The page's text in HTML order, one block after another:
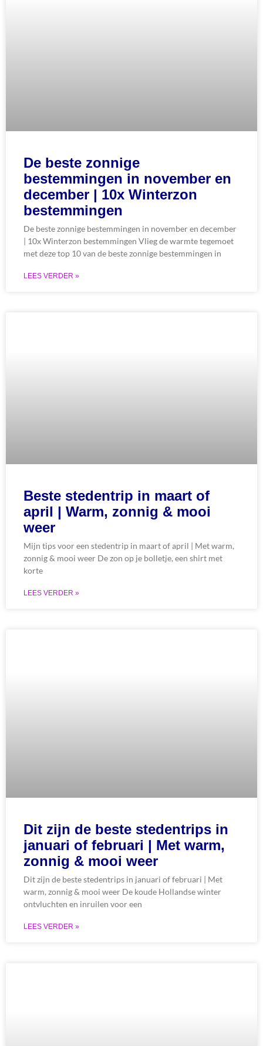
De beste zonnige
bestemmingen in november en
december | 10x Winterzon
bestemmingen
De beste zonnige bestemmingen in november en december
| 10x Winterzon bestemmingen Vlieg de warmte tegemoet
met deze top 10 van de beste zonnige bestemmingen in
LEES VERDER »
Beste stedentrip in maart of
april | Warm, zonnig & mooi
weer
Mijn tips voor een stedentrip in maart of april | Met warm,
zonnig & mooi weer De zon op je bolletje, een shirt met
korte
LEES VERDER »
Dit zijn de beste stedentrips in
januari of februari | Met warm,
zonnig & mooi weer
Dit zijn de beste stedentrips in januari of februari | Met
warm, zonnig & mooi weer De koude Hollandse winter
ontvluchten en inruilen voor een
LEES VERDER »